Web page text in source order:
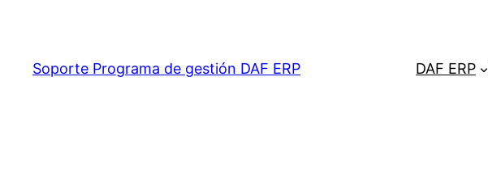
contenido
Soporte Programa de gestión DAF ERP DAF ERP